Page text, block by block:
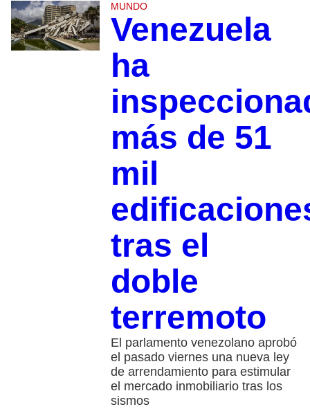
MUNDO
Venezuela
ha
más de 51
mil
tras el
doble
terremoto
El parlamento venezolano aprobó
el pasado viernes una nueva ley
de arrendamiento para estimular
el mercado inmobiliario tras los
sismos